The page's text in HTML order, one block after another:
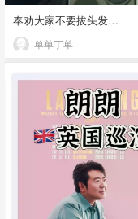
奉劝大家不要拔头发…
单单丁单